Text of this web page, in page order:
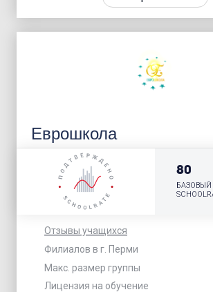
Еврошкола
Отзывы учащихся
Филиалов в г. Перми
Макс. размер группы
Лицензия на обучение
80